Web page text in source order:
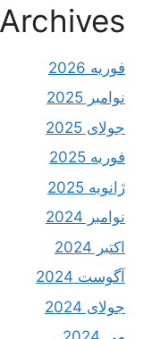
Archives
فوریه 2026
نوامبر 2025
جولای 2025
فوریه 2025
ژانویه 2025
نوامبر 2024
اکتبر 2024
آگوست 2024
جولای 2024